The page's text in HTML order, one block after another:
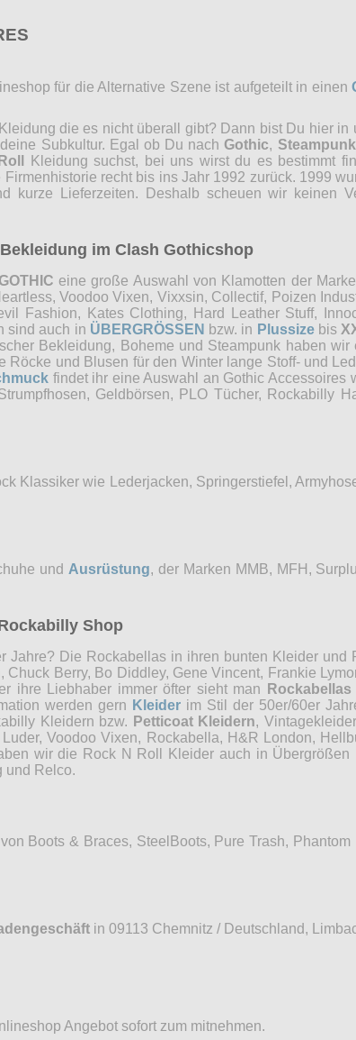
für die Alternative Szene ist aufgeteilt in einen
die es nicht überall gibt? Dann bist Du hier
Subkultur. Egal ob Du nach Gothic, Steampunk
Kleidung suchst, bei uns wirst du es bestimmt
recht bis ins Jahr 1992 zurück. 1999
kurze Lieferzeiten. Deshalb scheuen wir keinen
im Clash Gothicshop
GOTHIC eine große Auswahl von Klamotten der
Voodoo Vixen, Vixxsin, Collectif, Poizen
Fashion, Kates Clothing, Hard Leather Stuff,
sind auch in ÜBERGRÖSSEN bzw. in Plussizebis
Bekleidung, Boheme und Steampunk haben
und Blusen für den Winter lange Stoff- und
findet ihr eine Auswahl an Gothic Accessoires
Geldbörsen, PLO Tücher, Rockabilly
Klassiker wie Lederjacken, Springerstiefel,
und Ausrüstung, der Marken MMB, MFH,
Shop
Jahre? Die Rockabellas in ihren bunten Kleider
Berry, Bo Diddley, Gene Vincent, Frankie
ihre Liebhaber immer öfter sieht man
Rockabellas
werden gern Kleider im Stil der 50er/60er
Kleidern bzw. Petticoat Kleidern,
Voodoo Vixen, Rockabella, H&R London,
wir die Rock N Roll Kleider auch in
und Relco.
Boots & Braces, SteelBoots, Pure Trash,
in 09113 Chemnitz / Deutschland,
Angebot sofort zum mitnehmen.